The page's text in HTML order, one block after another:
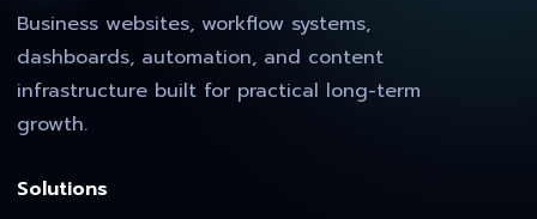
Business websites, workflow systems,
dashboards, automation, and content
infrastructure built for practical long-term
growth.
Solutions